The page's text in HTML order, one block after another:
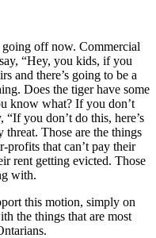
off now. Commercial
“Hey, you kids, if you
and there’s going to be a
Does the tiger have some
know what? If you don’t
you don’t do this, here’s
Those are the things
profits that can’t pay their
rent getting evicted. Those
with.
this motion, simply on
the things that are most